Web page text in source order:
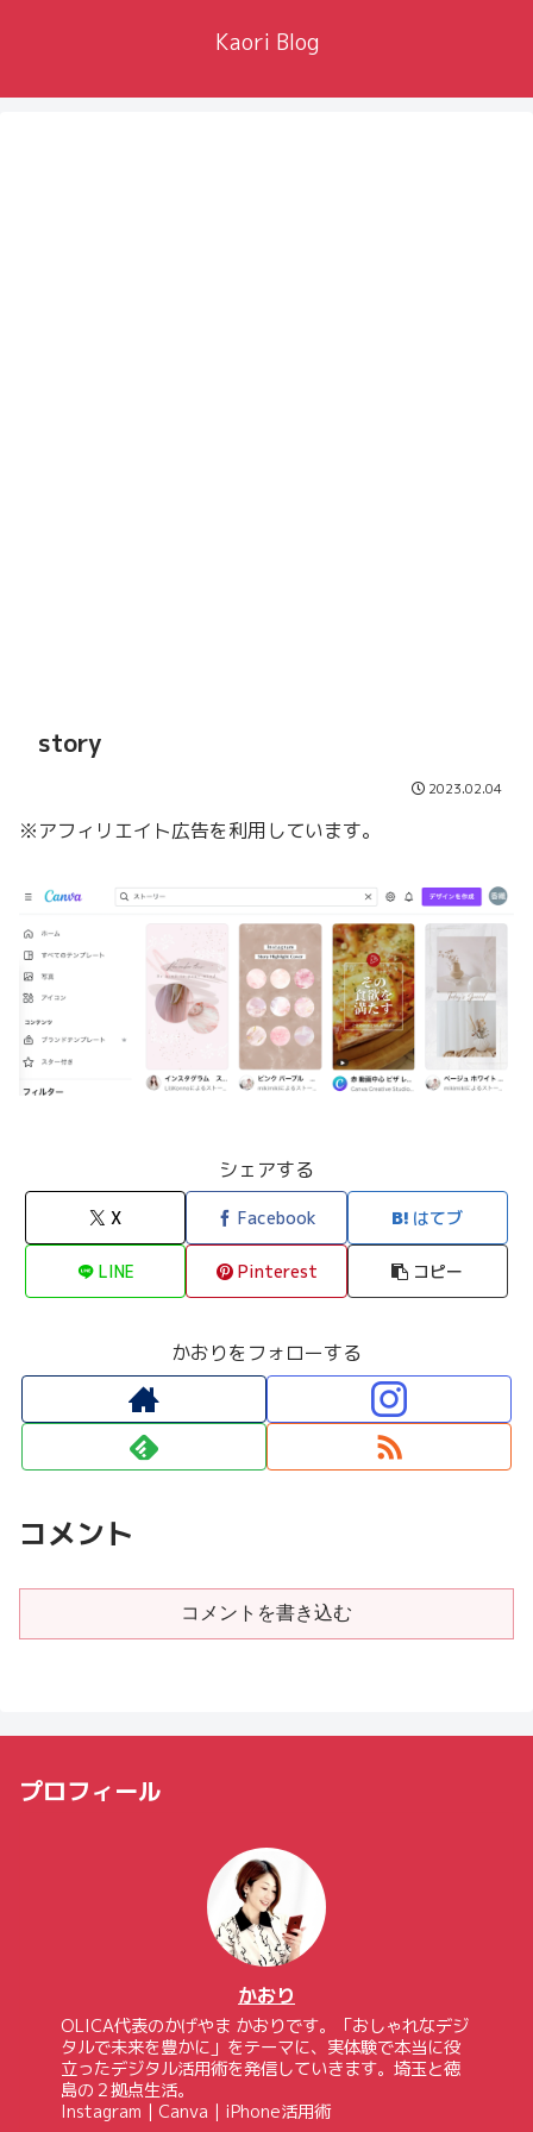
Kaori Blog
story
2023.02.04
※アフィリエイト広告を利用しています。
シェアする
X Facebook はてブ
LINE Pinterest コピー
かおりをフォローする
コメント
コメントを書き込む
プロフィール
かおり
OLICA代表のかげやま かおりです。「おしゃれなデジ
タルで未来を豊かに」をテーマに、実体験で本当に役
立ったデジタル活用術を発信していきます。埼玉と徳
島の２拠点生活。
Instagram｜Canva｜iPhone活用術